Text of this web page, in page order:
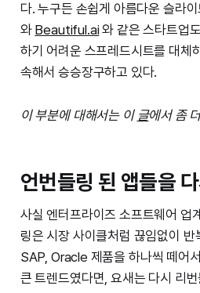
다. 누구든 손쉽게 아름다운 슬라
와 Beautiful.ai와 같은 스타트업
하기 어려운 스프레드시트를 대체
속해서 승승장구하고 있다.
이 부분에 대해서는 이 글에서 좀
언번들링 된 앱들을
사실 엔터프라이즈 소프트웨어 업
링은 시장 사이클처럼 끊임없이
SAP, Oracle 제품을 하나씩 떼어
큰 트렌드였다면, 요새는 다시 리